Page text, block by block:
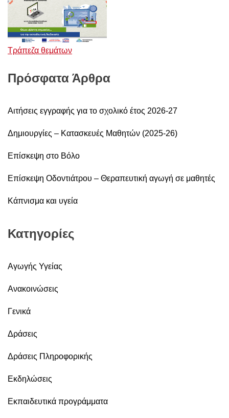
Τράπεζα θεμάτων
Πρόσφατα Άρθρα
Αιτήσεις εγγραφής για το σχολικό έτος 2026-27
Δημιουργίες – Κατασκευές Μαθητών (2025-26)
Επίσκεψη στο Βόλο
Επίσκεψη Οδοντιάτρου – Θεραπευτική αγωγή σε μαθητές
Κάπνισμα και υγεία
Κατηγορίες
Αγωγής Υγείας
Ανακοινώσεις
Γενικά
Δράσεις
Δράσεις Πληροφορικής
Εκδηλώσεις
Εκπαιδευτικά προγράμματα